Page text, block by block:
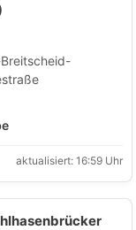
aktualisiert: 16:59 Uhr